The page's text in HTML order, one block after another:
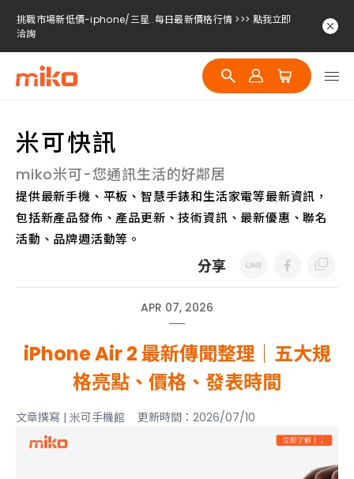
挑戰市場新低價-iphone/三星..每日最新價格行情 >>> 點我立即
洽詢
挑戰市場新低價-iphone/三星..每日最新價格行情 >>> 點我立即
洽詢
挑戰市場新低價-iphone/三星..每日最新價格行情 >>> 點我立即
米可快訊
miko米可-您通訊生活的好鄰居
提供最新手機、平板、智慧手錶和生活家電等最新資訊，
包括新產品發佈、產品更新、技術資訊、最新優惠、聯名
活動、品牌週活動等。
分享
APR 07, 2026
iPhone Air 2 最新傳聞整理｜五大規
格亮點、價格、發表時間
文章撰寫 | 米可手機館 更新時間：2026/07/10